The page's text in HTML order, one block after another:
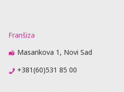
Franšiza
Masarikova 1, Novi Sad
+381(60)531 85 00